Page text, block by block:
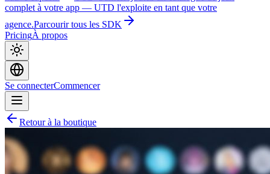
complet à votre app — UTD l'exploite en tant que votre
agence.Parcourir tous les SDK
PricingÀ propos
Se connecterCommencer
Retour à la boutique